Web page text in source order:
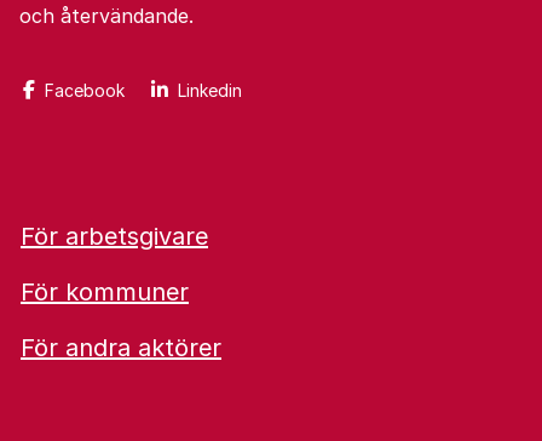
och återvändande.
Facebook Linkedin
För arbetsgivare
För kommuner
För andra aktörer